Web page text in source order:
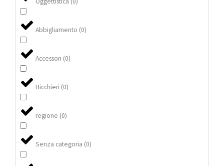
Abbigliamento (0)
Accessori (0)
Bicchieri (0)
regione (0)
Senza categoria (0)